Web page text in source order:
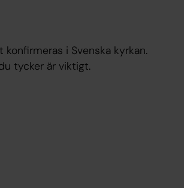
i Svenska kyrkan.
tycker är viktigt.